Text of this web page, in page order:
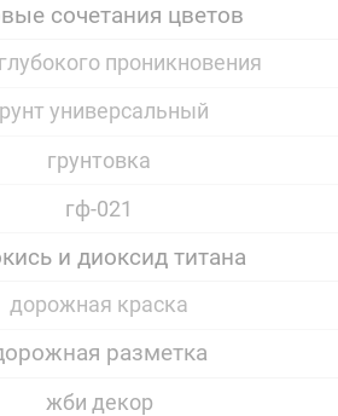
сочетания цветов
проникновения
универсальный
грунтовка
гф-021
и диоксид титана
дорожная краска
разметка
жби декор